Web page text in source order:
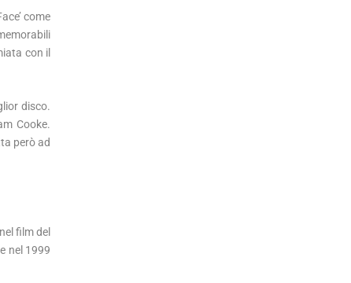
come
con il
disco.
Cooke.
però ad
film del
nel 1999